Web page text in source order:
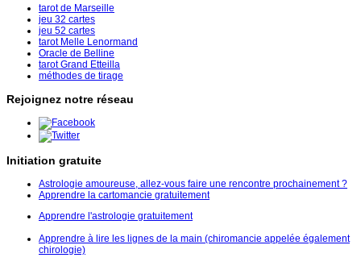
tarot de Marseille
jeu 32 cartes
jeu 52 cartes
tarot Melle Lenormand
Oracle de Belline
tarot Grand Etteilla
méthodes de tirage
Rejoignez notre réseau
Initiation gratuite
Astrologie amoureuse, allez-vous faire une rencontre prochainement ?
Apprendre la cartomancie gratuitement
Apprendre l'astrologie gratuitement
Apprendre à lire les lignes de la main (chiromancie appelée également
chirologie)